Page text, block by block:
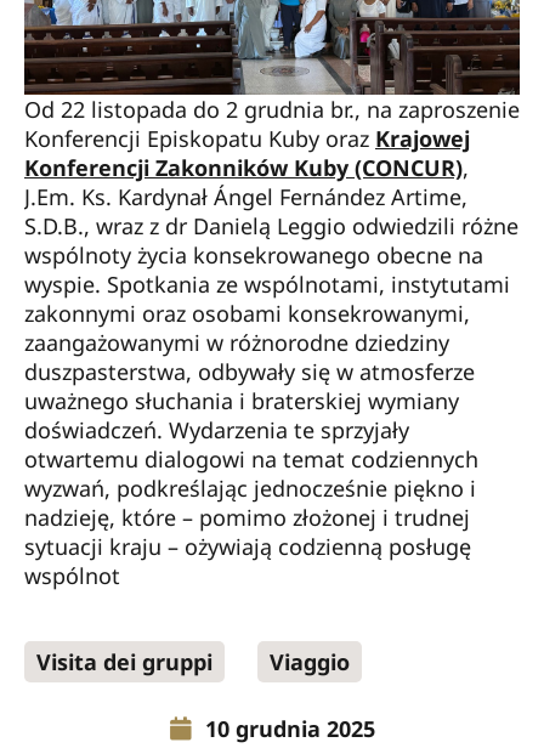
Od 22 listopada do 2 grudnia br., na zaproszenie
Konferencji Episkopatu Kuby oraz Krajowej
Konferencji Zakonników Kuby (CONCUR),
J.Em. Ks. Kardynał Ángel Fernández Artime,
S.D.B., wraz z dr Danielą Leggio odwiedzili różne
wspólnoty życia konsekrowanego obecne na
wyspie. Spotkania ze wspólnotami, instytutami
zakonnymi oraz osobami konsekrowanymi,
zaangażowanymi w różnorodne dziedziny
duszpasterstwa, odbywały się w atmosferze
uważnego słuchania i braterskiej wymiany
doświadczeń. Wydarzenia te sprzyjały
otwartemu dialogowi na temat codziennych
wyzwań, podkreślając jednocześnie piękno i
nadzieję, które – pomimo złożonej i trudnej
sytuacji kraju – ożywiają codzienną posługę
wspólnot
Visita dei gruppi Viaggio
10 grudnia 2025